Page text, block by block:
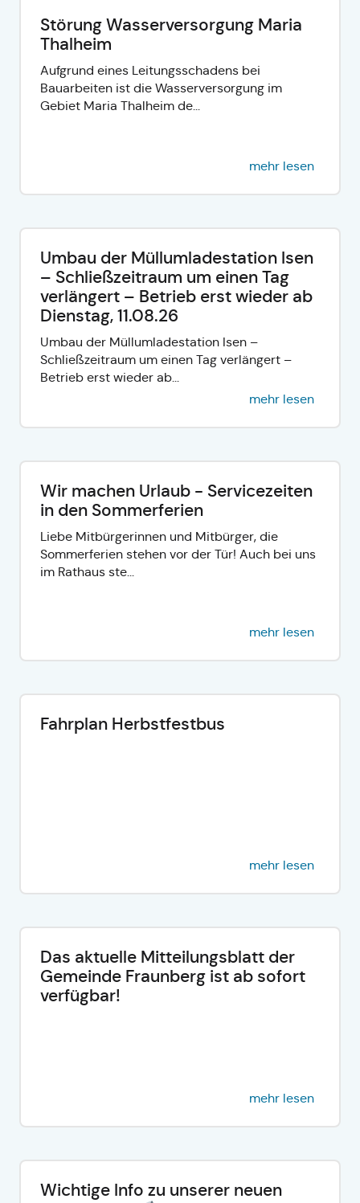
Störung Wasserversorgung Maria
Thalheim
Aufgrund eines Leitungsschadens bei
Bauarbeiten ist die Wasserversorgung im
Gebiet Maria Thalheim de...
mehr lesen
Umbau der Müllumladestation Isen
– Schließzeitraum um einen Tag
verlängert – Betrieb erst wieder ab
Dienstag, 11.08.26
Umbau der Müllumladestation Isen –
Schließzeitraum um einen Tag verlängert –
Betrieb erst wieder ab...
mehr lesen
Wir machen Urlaub - Servicezeiten
in den Sommerferien
Liebe Mitbürgerinnen und Mitbürger, die
Sommerferien stehen vor der Tür! Auch bei uns
im Rathaus ste...
mehr lesen
Fahrplan Herbstfestbus
mehr lesen
Das aktuelle Mitteilungsblatt der
Gemeinde Fraunberg ist ab sofort
verfügbar!
mehr lesen
Wichtige Info zu unserer neuen